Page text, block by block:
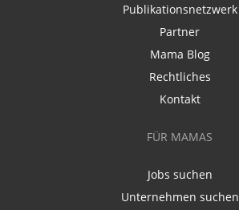
Publikationsnetzwerk
Partner
Mama Blog
Rechtliches
Kontakt
FÜR MAMAS
Jobs suchen
Unternehmen suchen